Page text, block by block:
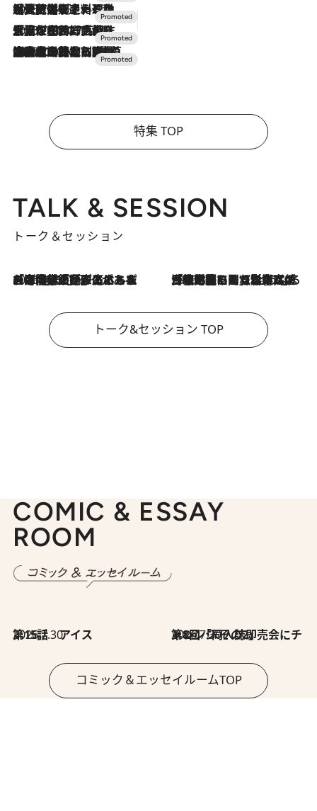
2026.7.24
【夏限定ディナーコース】旬を迎える稚鮎や花ズッキーニなどをイタリア・トスカーナの郷土料理の手法で満喫！
2026.7.17
「土佐和ハーブかき氷」がOMO7高知に登場！生姜、山椒、大葉など目にも舌にも涼を呼ぶ郷土の味
2026.7.10
NEW OPEN！【界 草津】名湯の地に誕生。趣の異なる2種の温泉と上州ならではの会席・蕎麦割烹など美食を味わう究極の癒やし旅
特集 TOP
TALK & SESSION
トーク＆セッション
2026.8.3
「今後値上げがあるとすれば…」「リスクがあるのは今年の冬」エネルギー専門家が語る、ホルムズ海峡封鎖が家庭にもたらす“ある心配” 2026.8.3
「住宅建てられない…」「サーチャージ料の高値が続いている」ホルムズ海峡封鎖による影響はいつまで続く？《エネルギー専門家に聞く“どうなる日本の暮らし”》
トーク&セッション TOP
COMIC & ESSAY
ROOM
2026.7.30
第15話 アイス 2026.7.30
第8回「同人誌即売会にチャレンジ その2」
コミック＆エッセイルームTOP